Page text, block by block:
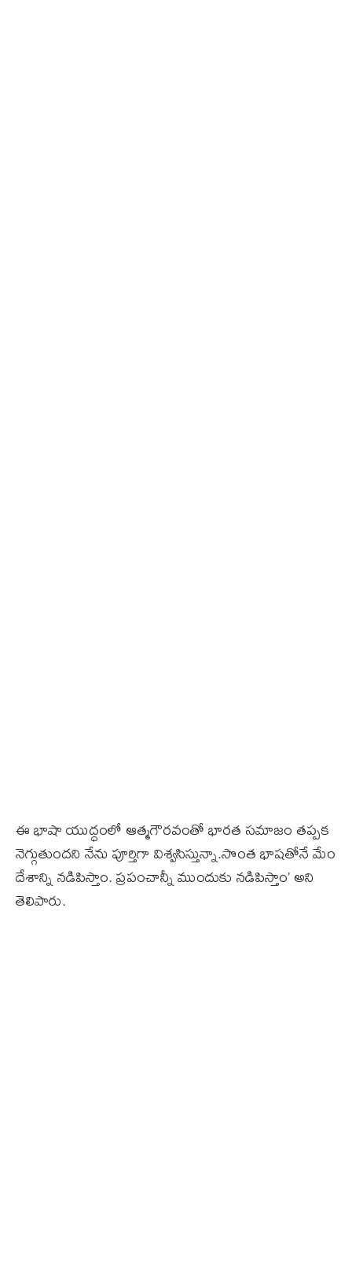
ఈ భాషా యుద్ధంలో ఆత్మగౌరవంతో భారత సమాజం తప్పక
నెగ్గుతుందని నేను పూర్తిగా విశ్వసిస్తున్నా.సొంత భాషతోనే మేం
దేశాన్ని నడిపిస్తాం. ప్రపంచాన్నీ ముందుకు నడిపిస్తాం’ అని
తెలిపారు.